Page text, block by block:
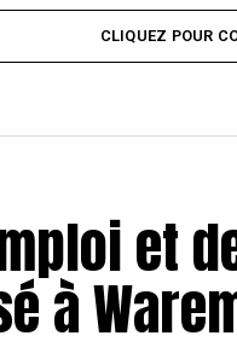
CLIQUEZ POUR
et
à